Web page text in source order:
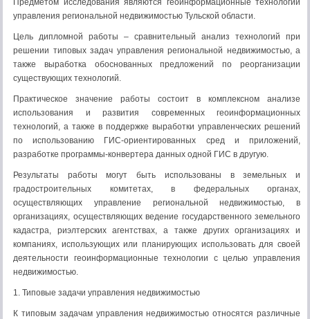
Предметом исследования являются геоинформационные технологии
управления региональной недвижимостью Тульской области.
Цель дипломной работы – сравнительный анализ технологий при
решении типовых задач управления региональной недвижимостью, а
также выработка обоснованных предложений по реорганизации
существующих технологий.
Практическое значение работы состоит в комплексном анализе
использования и развития современных геоинформационных
технологий, а также в поддержке выработки управленческих решений
по использованию ГИС-ориентированных сред и приложений,
разработке программы-конвертера данных одной ГИС в другую.
Результаты работы могут быть использованы в земельных и
градостроительных комитетах, в федеральных органах,
осуществляющих управление региональной недвижимостью, в
организациях, осуществляющих ведение государственного земельного
кадастра, риэлтерских агентствах, а также других организациях и
компаниях, использующих или планирующих использовать для своей
деятельности геоинформационные технологии с целью управления
недвижимостью.
1. Типовые задачи управления недвижимостью
К типовым задачам управления недвижимостью относятся различные